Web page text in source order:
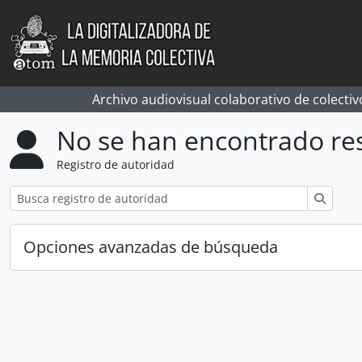
Skip to main content
Archivo audiovisual colaborativo de
No se han encontrado
Registro de autoridad
Opciones avanzadas de búsqueda